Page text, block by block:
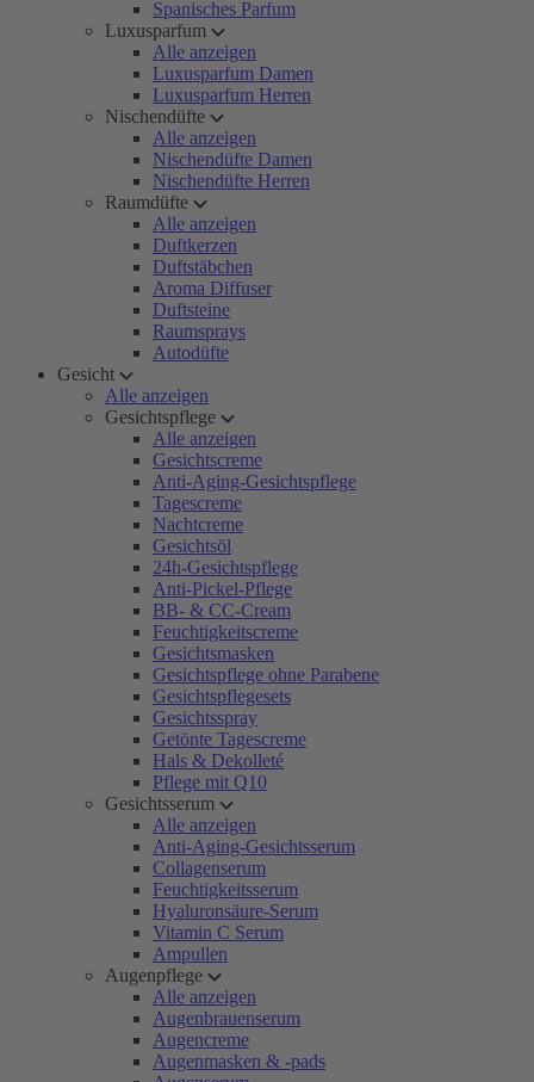
Spanisches Parfum
Luxusparfum
Alle anzeigen
Luxusparfum Damen
Luxusparfum Herren
Nischendüfte
Alle anzeigen
Nischendüfte Damen
Nischendüfte Herren
Raumdüfte
Alle anzeigen
Duftkerzen
Duftstäbchen
Aroma Diffuser
Duftsteine
Raumsprays
Autodüfte
Gesicht
Alle anzeigen
Gesichtspflege
Alle anzeigen
Gesichtscreme
Anti-Aging-Gesichtspflege
Tagescreme
Nachtcreme
Gesichtsöl
24h-Gesichtspflege
Anti-Pickel-Pflege
BB- & CC-Cream
Feuchtigkeitscreme
Gesichtsmasken
Gesichtspflege ohne Parabene
Gesichtspflegesets
Gesichtsspray
Getönte Tagescreme
Hals & Dekolleté
Pflege mit Q10
Gesichtsserum
Alle anzeigen
Anti-Aging-Gesichtsserum
Collagenserum
Feuchtigkeitsserum
Hyaluronsäure-Serum
Vitamin C Serum
Ampullen
Augenpflege
Alle anzeigen
Augenbrauenserum
Augencreme
Augenmasken & -pads